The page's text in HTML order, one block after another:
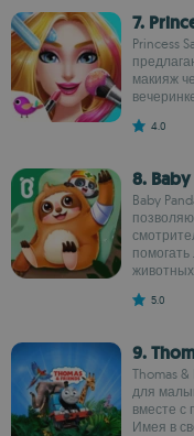
7.
Princess
макияж
4.0
8.
Baby
5.0
9.
Thomas
для
вместе с
Имея в